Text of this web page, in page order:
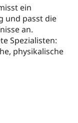
ein
und passt die
an.
Spezialisten:
physikalische